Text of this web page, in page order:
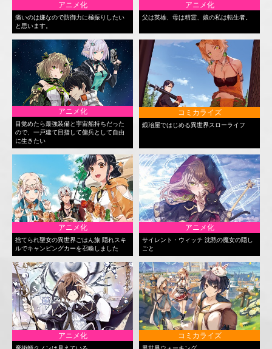
アニメ化
痛いのは嫌なので防御力に極振りしたい
と思います。
アニメ化
父は英雄、母は精霊、娘の私は転生者。
アニメ化
目覚めたら最強装備と宇宙船持ちだった
ので、一戸建て目指して傭兵として自由
に生きたい
コミカライズ
鍛冶屋ではじめる異世界スローライフ
アニメ化
捨てられ聖女の異世界ごはん旅 隠れスキ
ルでキャンピングカーを召喚しました
アニメ化
サイレント・ウィッチ 沈黙の魔女の隠し
ごと
アニメ化 コミカライズ